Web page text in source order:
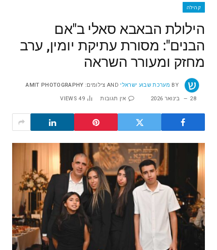
קהילה
הילולת הבאבא סאלי ב"אם
הבנים": מסורת עתיקת יומין, ערב
מחזק ומעורר השראה
BY מערכת שבוע ישראלי צילומים: AMIT PHOTOGRAPHY
28 בינואר 2026 אין תגובות 49
VIEWS